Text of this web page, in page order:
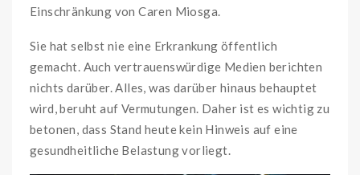
Einschränkung von Caren Miosga.
Sie hat selbst nie eine Erkrankung öffentlich
gemacht. Auch vertrauenswürdige Medien berichten
nichts darüber. Alles, was darüber hinaus behauptet
wird, beruht auf Vermutungen. Daher ist es wichtig zu
betonen, dass Stand heute kein Hinweis auf eine
gesundheitliche Belastung vorliegt.